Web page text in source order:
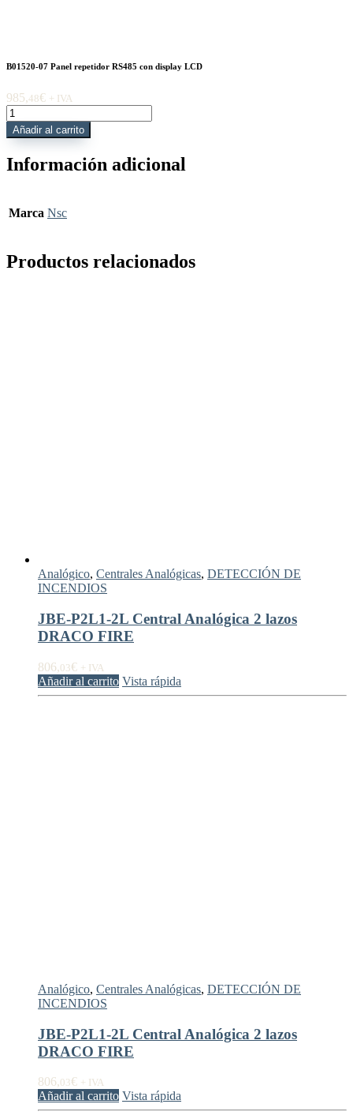
B01520-07 Panel repetidor RS485 con display LCD
985,48€ + IVA
B01520-
07
Panel
RS485
LCD
Añadir al carrito
Información adicional
Marca Nsc
Productos relacionados
Analógico, Centrales Analógicas, DETECCIÓN DE
INCENDIOS
JBE-P2L1-2L Central Analógica 2 lazos
DRACO FIRE
806,03€ + IVA
Añadir al carrito Vista rápida
Analógico, Centrales Analógicas, DETECCIÓN DE
INCENDIOS
JBE-P2L1-2L Central Analógica 2 lazos
DRACO FIRE
806,03€ + IVA
Añadir al carrito Vista rápida